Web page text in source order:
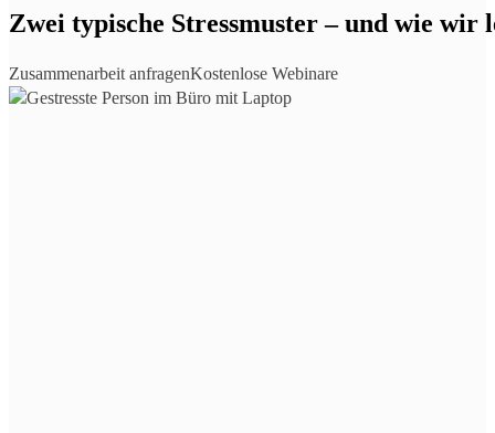
Zwei typische Stressmuster – und wie wir
Zusammenarbeit anfragenKostenlose Webinare